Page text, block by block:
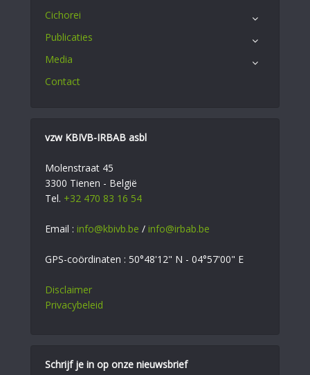
Cichorei
Publicaties
Media
Contact
vzw KBIVB-IRBAB asbl
Molenstraat 45
3300 Tienen - België
Tel. +32 470 83 16 54
Email : info@kbivb.be / info@irbab.be
GPS-coördinaten : 50°48'12" N - 04°57'00" E
Disclaimer
Privacybeleid
Schrijf je in op onze nieuwsbrief